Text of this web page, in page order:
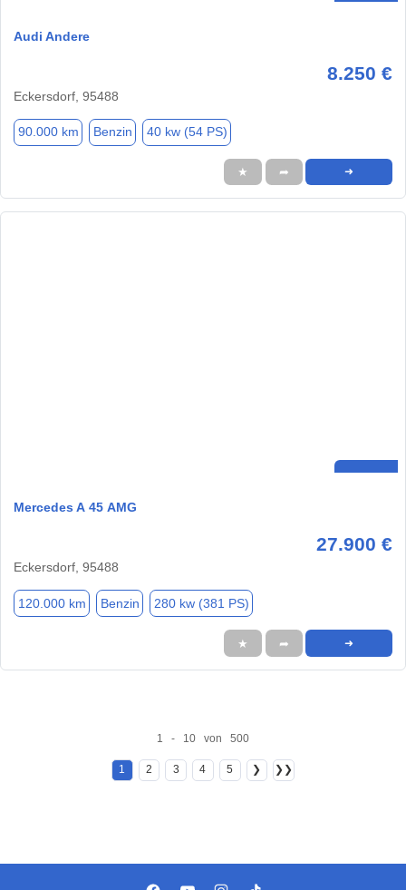
Audi Andere
8.250 €
Eckersdorf, 95488
90.000 km Benzin 40 kw (54 PS)
★ ➦ ➜
Mercedes A 45 AMG
27.900 €
Eckersdorf, 95488
120.000 km Benzin 280 kw (381 PS)
★ ➦ ➜
1 - 10 von 500
1 2 3 4 5 ❯ ❯❯